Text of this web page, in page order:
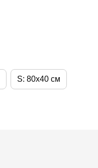
S: 80x40 см